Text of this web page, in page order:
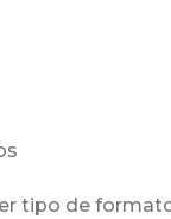
tipo de